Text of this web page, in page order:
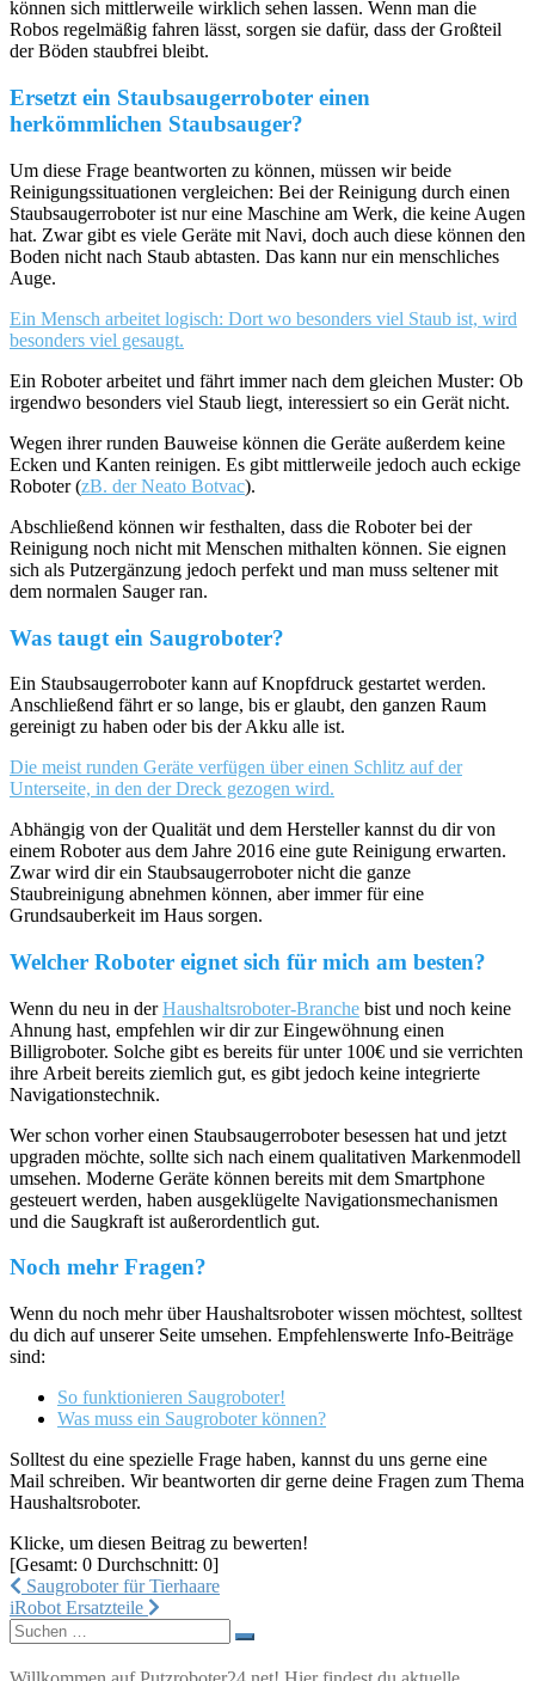
können sich mittlerweile wirklich sehen lassen. Wenn man die
Robos regelmäßig fahren lässt, sorgen sie dafür, dass der Großteil
der Böden staubfrei bleibt.
Ersetzt ein Staubsaugerroboter einen
herkömmlichen Staubsauger?
Um diese Frage beantworten zu können, müssen wir beide
Reinigungssituationen vergleichen: Bei der Reinigung durch einen
Staubsaugerroboter ist nur eine Maschine am Werk, die keine Augen
hat. Zwar gibt es viele Geräte mit Navi, doch auch diese können den
Boden nicht nach Staub abtasten. Das kann nur ein menschliches
Auge.
Ein Mensch arbeitet logisch: Dort wo besonders viel Staub ist, wird
besonders viel gesaugt.
Ein Roboter arbeitet und fährt immer nach dem gleichen Muster: Ob
irgendwo besonders viel Staub liegt, interessiert so ein Gerät nicht.
Wegen ihrer runden Bauweise können die Geräte außerdem keine
Ecken und Kanten reinigen. Es gibt mittlerweile jedoch auch eckige
Roboter (zB. der Neato Botvac).
Abschließend können wir festhalten, dass die Roboter bei der
Reinigung noch nicht mit Menschen mithalten können. Sie eignen
sich als Putzergänzung jedoch perfekt und man muss seltener mit
dem normalen Sauger ran.
Was taugt ein Saugroboter?
Ein Staubsaugerroboter kann auf Knopfdruck gestartet werden.
Anschließend fährt er so lange, bis er glaubt, den ganzen Raum
gereinigt zu haben oder bis der Akku alle ist.
Die meist runden Geräte verfügen über einen Schlitz auf der
Unterseite, in den der Dreck gezogen wird.
Abhängig von der Qualität und dem Hersteller kannst du dir von
einem Roboter aus dem Jahre 2016 eine gute Reinigung erwarten.
Zwar wird dir ein Staubsaugerroboter nicht die ganze
Staubreinigung abnehmen können, aber immer für eine
Grundsauberkeit im Haus sorgen.
Welcher Roboter eignet sich für mich am besten?
Wenn du neu in derHaushaltsroboter-Branche bist und noch keine
Ahnung hast, empfehlen wir dir zur Eingewöhnung einen
Billigroboter. Solche gibt es bereits für unter 100€ und sie verrichten
ihre Arbeit bereits ziemlich gut, es gibt jedoch keine integrierte
Navigationstechnik.
Wer schon vorher einen Staubsaugerroboter besessen hat und jetzt
upgraden möchte, sollte sich nach einem qualitativen Markenmodell
umsehen. Moderne Geräte können bereits mit dem Smartphone
gesteuert werden, haben ausgeklügelte Navigationsmechanismen
und die Saugkraft ist außerordentlich gut.
Noch mehr Fragen?
Wenn du noch mehr über Haushaltsroboter wissen möchtest, solltest
du dich auf unserer Seite umsehen. Empfehlenswerte Info-Beiträge
sind:
So funktionieren Saugroboter!
Was muss ein Saugroboter können?
Solltest du eine spezielle Frage haben, kannst du uns gerne eine
Mail schreiben. Wir beantworten dir gerne deine Fragen zum Thema
Haushaltsroboter.
Klicke, um diesen Beitrag zu bewerten!
[Gesamt: 0 Durchschnitt: 0]
Beitragsnavigation
Saugroboter für Tierhaare
iRobot Ersatzteile
Suchen
nach: